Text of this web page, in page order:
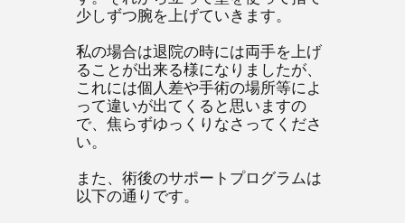
少しずつ腕を上げていきます。
私の場合は退院の時には両手を上げ
ることが出来る様になりましたが、
これには個人差や手術の場所等によ
って違いが出てくると思いますの
で、焦らずゆっくりなさってくださ
い。
また、術後のサポートプログラムは
以下の通りです。